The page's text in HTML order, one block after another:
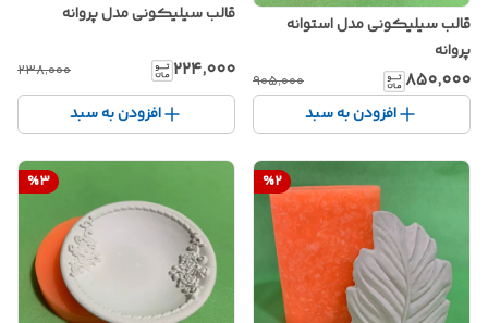
قالب سیلیکونی مدل استوانه
پروانه
۸۵۰٬۰۰۰ ۹۰۵٬۰۰۰
افزودن به سبد
قالب سیلیکونی مدل پروانه
۲۲۴٬۰۰۰ ۲۳۸٬۰۰۰
افزودن به سبد
%2
%3